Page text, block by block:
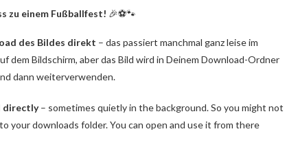
zu einem Fußballfest! 🎉⚽🐾
des Bildes direkt – das passiert manchmal ganz leise im
Bildschirm, aber das Bild wird in Deinem Download-Ordner
dann weiterverwenden.
directly– sometimes quietly in the background. So you might not
your downloads folder. You can open and use it from there